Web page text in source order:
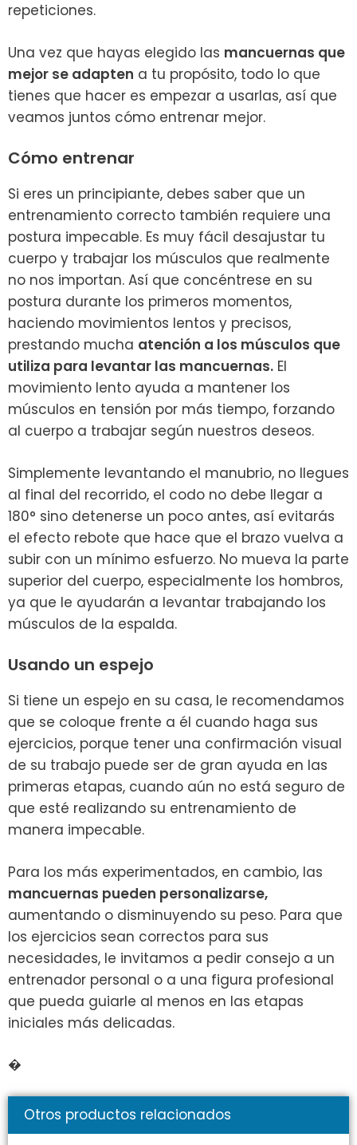
repeticiones.
Una vez que hayas elegido las mancuernas que
mejor se adapten a tu propósito, todo lo que
tienes que hacer es empezar a usarlas, así que
veamos juntos cómo entrenar mejor.
Cómo entrenar
Si eres un principiante, debes saber que un
entrenamiento correcto también requiere una
postura impecable. Es muy fácil desajustar tu
cuerpo y trabajar los músculos que realmente
no nos importan. Así que concéntrese en su
postura durante los primeros momentos,
haciendo movimientos lentos y precisos,
prestando mucha atención a los músculos que
utiliza para levantar las mancuernas. El
movimiento lento ayuda a mantener los
músculos en tensión por más tiempo, forzando
al cuerpo a trabajar según nuestros deseos.
Simplemente levantando el manubrio, no llegues
al final del recorrido, el codo no debe llegar a
180° sino detenerse un poco antes, así evitarás
el efecto rebote que hace que el brazo vuelva a
subir con un mínimo esfuerzo. No mueva la parte
superior del cuerpo, especialmente los hombros,
ya que le ayudarán a levantar trabajando los
músculos de la espalda.
Usando un espejo
Si tiene un espejo en su casa, le recomendamos
que se coloque frente a él cuando haga sus
ejercicios, porque tener una confirmación visual
de su trabajo puede ser de gran ayuda en las
primeras etapas, cuando aún no está seguro de
que esté realizando su entrenamiento de
manera impecable.
Para los más experimentados, en cambio, las
mancuernas pueden personalizarse,
aumentando o disminuyendo su peso. Para que
los ejercicios sean correctos para sus
necesidades, le invitamos a pedir consejo a un
entrenador personal o a una figura profesional
que pueda guiarle al menos en las etapas
iniciales más delicadas.
�
Otros productos relacionados